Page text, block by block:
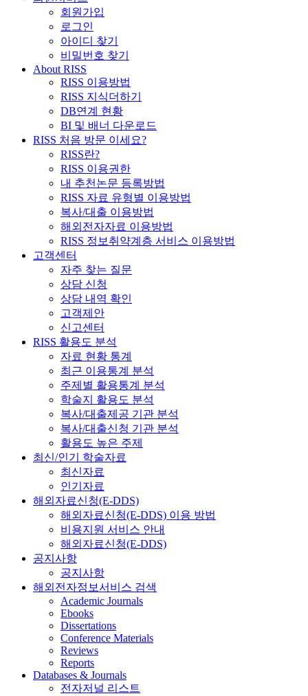
회원가입
로그인
아이디 찾기
비밀번호 찾기
About RISS
RISS 이용방법
RISS 지식더하기
DB연계 현황
BI 및 배너 다운로드
RISS 처음 방문 이세요?
RISS란?
RISS 이용권한
내 추천논문 등록방법
RISS 자료 유형별 이용방법
복사/대출 이용방법
해외전자자료 이용방법
RISS 정보취약계층 서비스 이용방법
고객센터
자주 찾는 질문
상담 신청
상담 내역 확인
고객제안
신고센터
RISS 활용도 분석
자료 현황 통계
최근 이용통계 분석
주제별 활용통계 분석
학술지 활용도 분석
복사/대출제공 기관 분석
복사/대출신청 기관 분석
활용도 높은 주제
최신/인기 학술자료
최신자료
인기자료
해외자료신청(E-DDS)
해외자료신청(E-DDS) 이용 방법
비용지원 서비스 안내
해외자료신청(E-DDS)
공지사항
공지사항
해외전자정보서비스 검색
Academic Journals
Ebooks
Dissertations
Conference Materials
Reviews
Reports
Databases & Journals
전자저널 리스트